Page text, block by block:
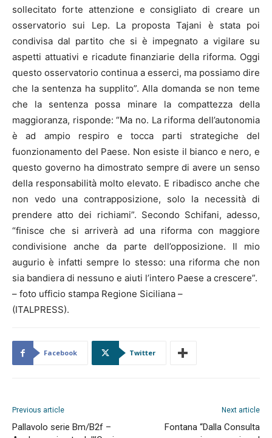
sollecitato forte attenzione e consigliato di creare un
osservatorio sui Lep. La proposta Tajani è stata poi
condivisa dal partito che si è impegnato a vigilare su
aspetti attuativi e ricadute finanziarie della riforma. Oggi
questo osservatorio continua a esserci, ma possiamo dire
che la sentenza ha supplito”. Alla domanda se non teme
che la sentenza possa minare la compattezza della
maggioranza, risponde: “Ma no. La riforma dell’autonomia
è ad ampio respiro e tocca parti strategiche del
fuonzionamento del Paese. Non esiste il bianco e nero, e
questo governo ha dimostrato sempre di avere un senso
della responsabilità molto elevato. E ribadisco anche che
non vedo una contrapposizione, solo la necessità di
prendere atto dei richiami”. Secondo Schifani, adesso,
“finisce che si arriverà ad una riforma con maggiore
condivisione anche da parte dell’opposizione. Il mio
augurio è infatti sempre lo stesso: una riforma che non
sia bandiera di nessuno e aiuti l’intero Paese a crescere”.
– foto ufficio stampa Regione Siciliana –
(ITALPRESS).
Facebook Twitter
Previous article
Pallavolo serie Bm/B2f –
Next article
Fontana “Dalla Consulta